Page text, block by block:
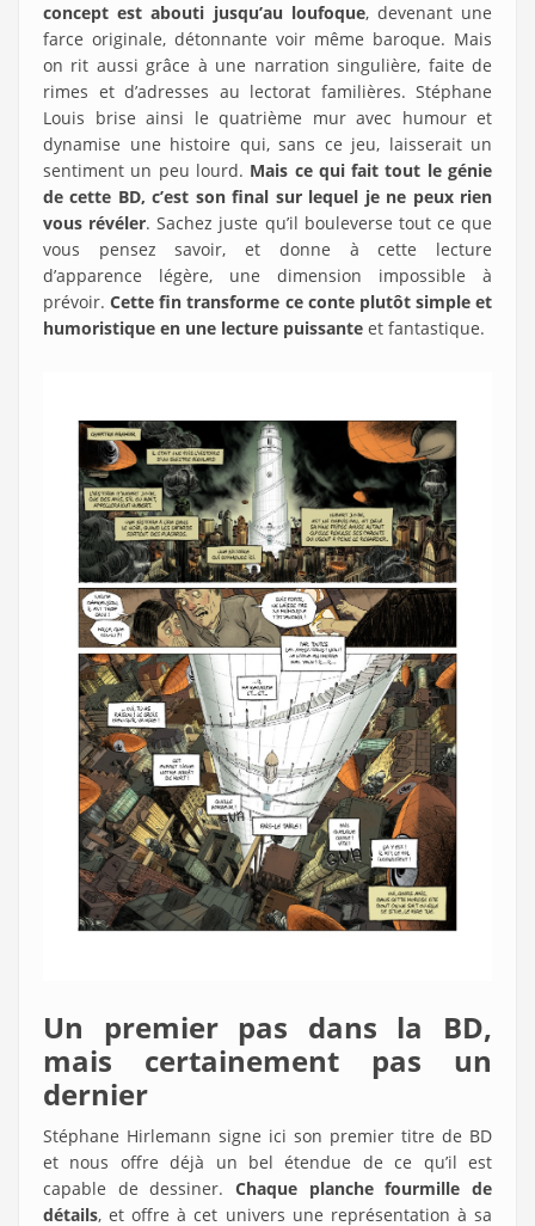
concept est abouti jusqu’au loufoque, devenant une
farce originale, détonnante voir même baroque. Mais
on rit aussi grâce à une narration singulière, faite de
rimes et d’adresses au lectorat familières. Stéphane
Louis brise ainsi le quatrième mur avec humour et
dynamise une histoire qui, sans ce jeu, laisserait un
sentiment un peu lourd. Mais ce qui fait tout le génie
de cette BD, c’est son final sur lequel je ne peux rien
vous révéler. Sachez juste qu’il bouleverse tout ce que
vous pensez savoir, et donne à cette lecture
d’apparence légère, une dimension impossible à
prévoir.Cette fin transforme ce conte plutôt simple et
humoristique en une lecture puissante et fantastique.
Un premier pas dans la BD,
mais certainement pas un
dernier
Stéphane Hirlemann signe ici son premier titre de BD
et nous offre déjà un bel étendue de ce qu’il est
capable de dessiner. Chaque planche fourmille de
détails, et offre à cet univers une représentation à sa